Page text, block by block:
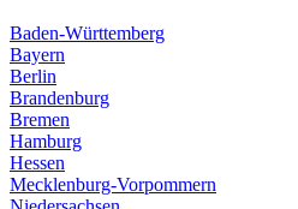
Baden-Württemberg
Bayern
Berlin
Brandenburg
Bremen
Hamburg
Hessen
Mecklenburg-Vorpommern